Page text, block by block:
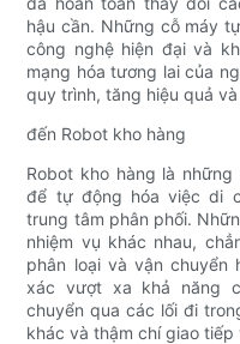
hậu cần. Những cỗ máy
công nghệ hiện đại và
mạng hóa tương lai của
quy trình, tăng hiệu quả
đến Robot kho hàng
Robot kho hàng là
để tự động hóa việc di
trung tâm phân phối.
nhiệm vụ khác nhau,
phân loại và vận
xác vượt xa khả năng
chuyển qua các lối đi
khác và thậm chí giao